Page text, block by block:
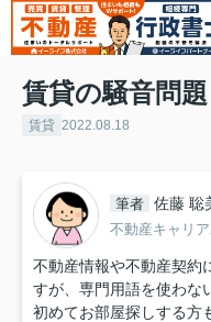
賃貸の騒音問
賃貸 2022.08.18
筆者 佐藤 聡
不動産キャリ
不動産情報や不動産契約
すが、専門用語を使わな
初めてお部屋探しする方